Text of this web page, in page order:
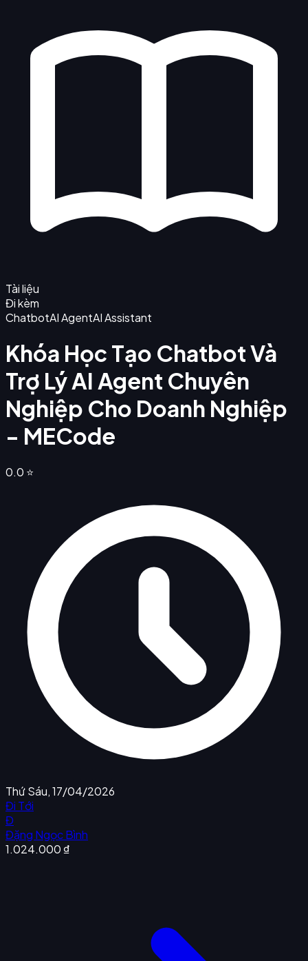
Tài liệu
Đi kèm
ChatbotAI AgentAI Assistant
Khóa Học Tạo Chatbot Và
Trợ Lý AI Agent Chuyên
Nghiệp Cho Doanh Nghiệp
- MECode
0.0 ⭐
Thứ Sáu, 17/04/2026
Đi Tới
Đ
Đặng Ngọc Bình
1.024.000 ₫